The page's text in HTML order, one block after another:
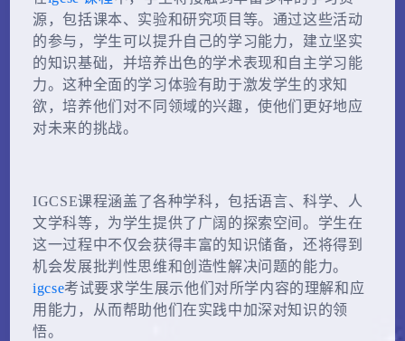
源，包括课本、实验和研究项目等。通过这些活动
的参与，学生可以提升自己的学习能力，建立坚实
的知识基础，并培养出色的学术表现和自主学习能
力。这种全面的学习体验有助于激发学生的求知
欲，培养他们对不同领域的兴趣，使他们更好地应
对未来的挑战。
IGCSE课程涵盖了各种学科，包括语言、科学、人
文学科等，为学生提供了广阔的探索空间。学生在
这一过程中不仅会获得丰富的知识储备，还将得到
机会发展批判性思维和创造性解决问题的能力。
igcse考试要求学生展示他们对所学内容的理解和应
用能力，从而帮助他们在实践中加深对知识的领
悟。